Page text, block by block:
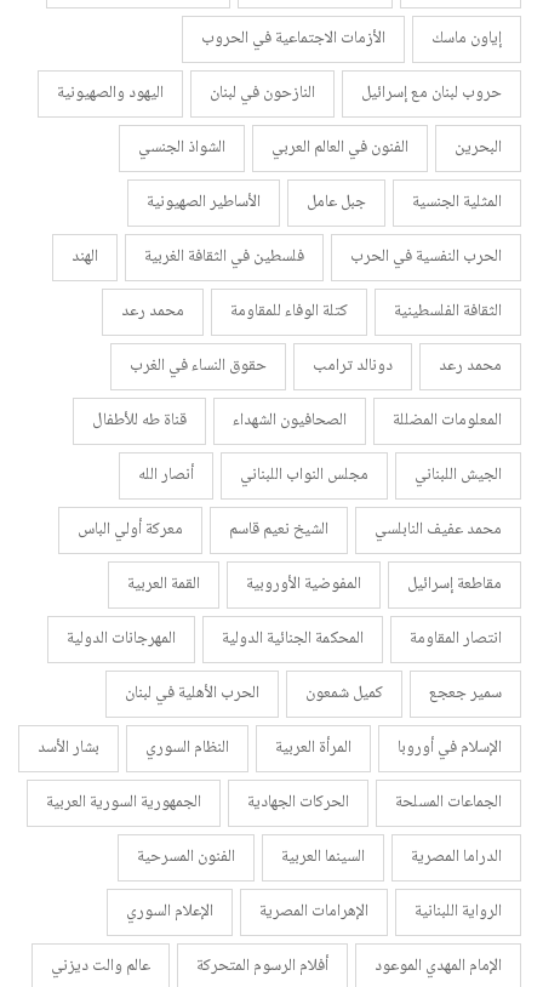
إياون ماسك
الأزمات الاجتماعية في الحروب
حروب لبنان مع إسرائيل
النازحون في لبنان
اليهود والصهيونية
البحرين
الفنون في العالم العربي
الشواذ الجنسي
المثلية الجنسية
جبل عامل
الأساطير الصهيونية
الحرب النفسية في الحرب
فلسطين في الثقافة الغربية
الهند
الثقافة الفلسطينية
كتلة الوفاء للمقاومة
محمد رعد
محمد رعد
دونالد ترامب
حقوق النساء في الغرب
المعلومات المضللة
الصحافيون الشهداء
قناة طه للأطفال
الجيش اللبناني
مجلس النواب اللبناني
أنصار الله
محمد عفيف النابلسي
الشيخ نعيم قاسم
معركة أولي الباس
مقاطعة إسرائيل
المفوضية الأوروبية
القمة العربية
انتصار المقاومة
المحكمة الجنائية الدولية
المهرجانات الدولية
سمير جعجع
كميل شمعون
الحرب الأهلية في لبنان
الإسلام في أوروبا
المرأة العربية النظام السوري
بشار الأسد
الجماعات المسلحة
الحركات الجهادية
الجمهورية السورية العربية
الدراما المصرية
السينما العربية
الفنون المسرحية
الرواية اللبنانية
الإهرامات المصرية
الإعلام السوري
الإمام المهدي الموعود
أفلام الرسوم المتحركة
عالم والت ديزني